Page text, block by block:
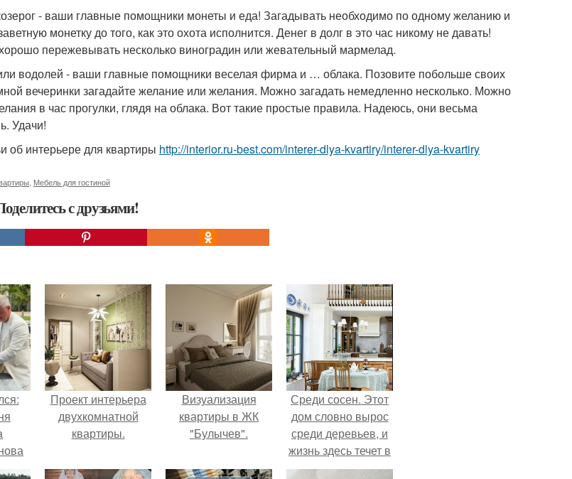
- ваши главные помощники монеты и еда! Загадывать необходимо по одному желанию и
монетку до того, как это охота исполнится. Денег в долг в это час никому не давать!
пережевывать несколько виноградин или жевательный мармелад.
водолей - ваши главные помощники веселая фирма и … облака. Позовите побольше своих
вечеринки загадайте желание или желания. Можно загадать немедленно несколько. Можно
в час прогулки, глядя на облака. Вот такие простые правила. Надеюсь, они весьма
Удачи!
об интерьере для квартиры http://interior.ru-best.com/interer-dlya-kvartiry/interer-dlya-kvartiry
Мебель для гостиной
с друзьями!
Проект интерьера
двухкомнатной
квартиры.
Визуализация
квартиры в ЖК
"Булычев".
Среди сосен. Этот
дом словно вырос
среди деревьев, и
жизнь здесь течет в
собственном ритме